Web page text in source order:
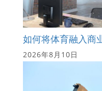
如何将体育融入商
2026年8月10日